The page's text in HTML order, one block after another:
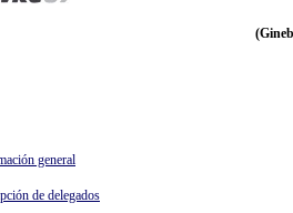
general
de delegados